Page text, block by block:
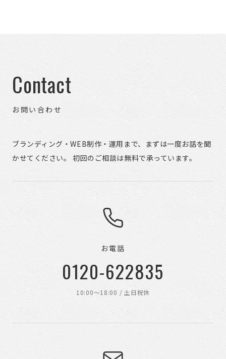
Contact
お問い合わせ
ブランディング・WEB制作・運用まで、まずは一度お話を聞
かせてください。 初回のご相談は無料で承っています。
お電話
0120-622835
10:00〜18:00 / 土日祝休